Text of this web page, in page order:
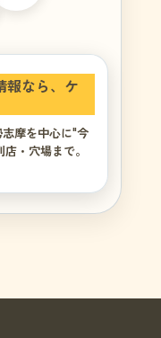
報なら、ケ
摩を中心に"今
・穴場まで。